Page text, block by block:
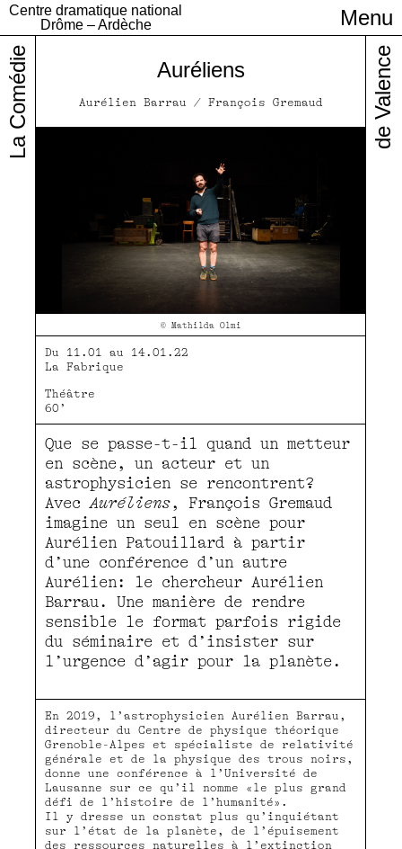
Centre dramatique national
Drôme – Ardèche
Menu
Infos pratiques
Auréliens
Aurélien Barrau / François Gremaud
© Mathilda Olmi
Du 11.01 au 14.01.22
La Fabrique
Théâtre
60’
Que se passe-t-il quand un metteur
en scène, un acteur et un
astrophysicien se rencontrent?
Avec Auréliens, François Gremaud
imagine un seul en scène pour
Aurélien Patouillard à partir
d’une conférence d’un autre
Aurélien: le chercheur Aurélien
Barrau. Une manière de rendre
sensible le format parfois rigide
du séminaire et d’insister sur
l’urgence d’agir pour la planète.
En 2019, l’astrophysicien Aurélien Barrau,
directeur du Centre de physique théorique
Grenoble-Alpes et spécialiste de relativité
générale et de la physique des trous noirs,
donne une conférence à l’Université de
Lausanne sur ce qu’il nomme «le plus grand
défi de l’histoire de l’humanité».
Il y dresse un constat plus qu’inquiétant
sur l’état de la planète, de l’épuisement
des ressources naturelles à l’extinction
La Comédie de Valence